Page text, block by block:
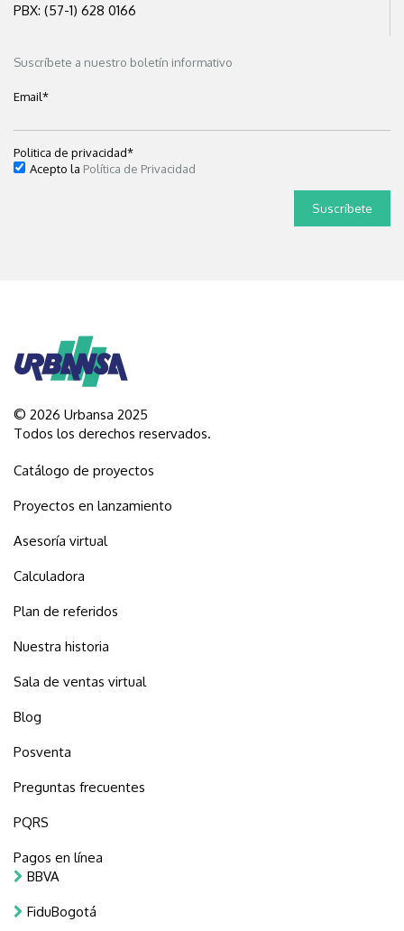
PBX: (57-1) 628 0166
Suscríbete a nuestro boletín informativo
Email*
Politica de privacidad*
Acepto la Política de Privacidad
© 2026 Urbansa 2025
Todos los derechos reservados.
Catálogo de proyectos
Proyectos en lanzamiento
Asesoría virtual
Calculadora
Plan de referidos
Nuestra historia
Sala de ventas virtual
Blog
Posventa
Preguntas frecuentes
PQRS
Pagos en línea
BBVA
FiduBogotá